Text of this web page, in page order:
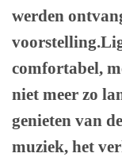
werden
comfortabel,
niet meer zo
genieten van
muziek, het